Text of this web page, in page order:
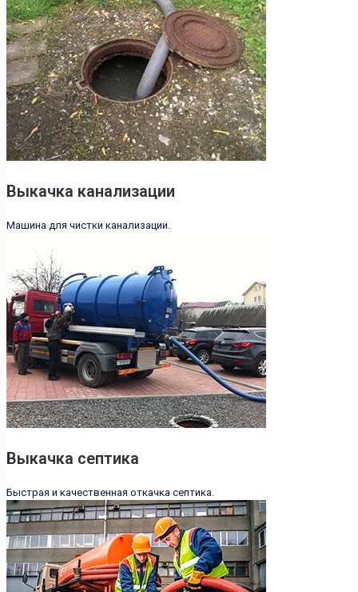
Выкачка канализации
Машина для чистки канализации.
Выкачка септика
Быстрая и качественная откачка септика.